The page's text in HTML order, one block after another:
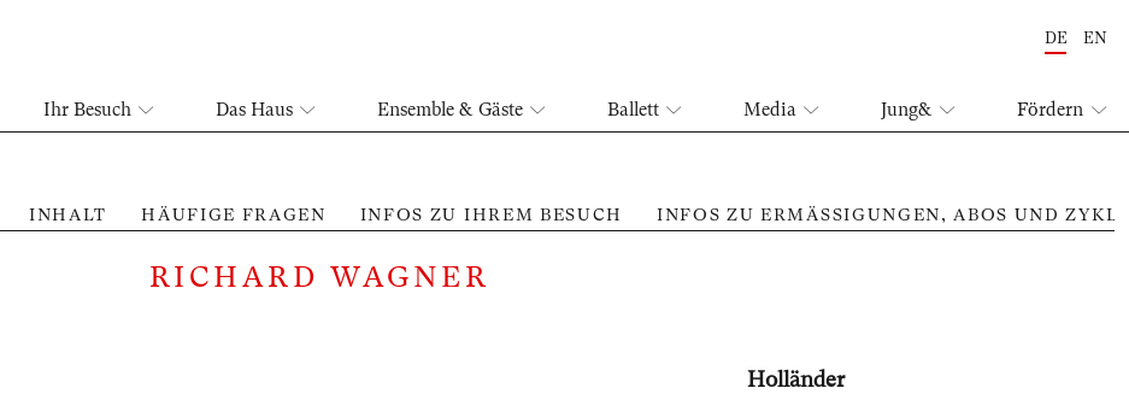
DE EN
Ihr Besuch Das Haus Ensemble & Gäste Ballett Media Jung& Fördern
INHALT HÄUFIGE FRAGEN INFOS ZU IHREM BESUCH INFOS ZU ERMÄSSIGUNGEN, ABOS UND
RICHARD WAGNER
Holländer